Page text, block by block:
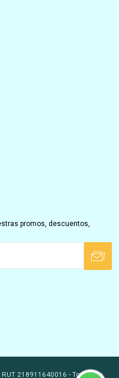
promos, descuentos,
218911640016 - Todos los